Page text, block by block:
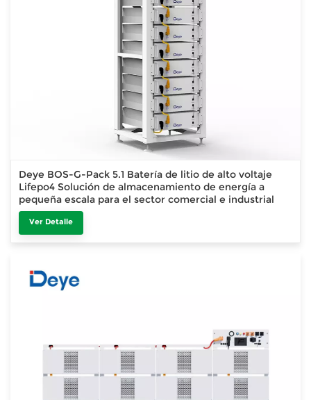
Deye BOS-G-Pack 5.1 Batería de litio de alto voltaje
Lifepo4 Solución de almacenamiento de energía a
pequeña escala para el sector comercial e industrial
Ver Detalle